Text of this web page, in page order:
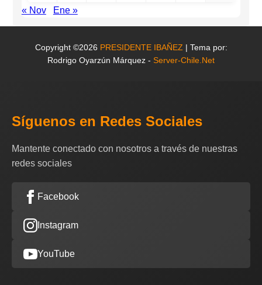
« Nov Ene »
Copyright ©2026 PRESIDENTE IBAÑEZ | Tema por:
Rodrigo Oyarzún Márquez - Server-Chile.Net
Síguenos en Redes Sociales
Mantente conectado con nosotros a través de nuestras
redes sociales
Facebook
Instagram
YouTube